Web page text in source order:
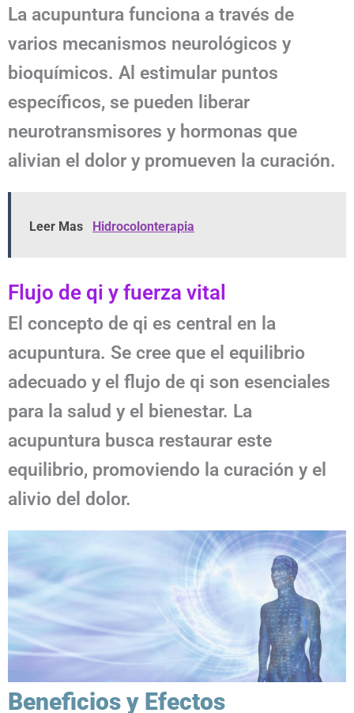
La acupuntura funciona a través de
varios mecanismos neurológicos y
bioquímicos. Al estimular puntos
específicos, se pueden liberar
neurotransmisores y hormonas que
alivian el dolor y promueven la curación.
Leer Mas Hidrocolonterapia
Flujo de qi y fuerza vital
El concepto de qi es central en la
acupuntura. Se cree que el equilibrio
adecuado y el flujo de qi son esenciales
para la salud y el bienestar. La
acupuntura busca restaurar este
equilibrio, promoviendo la curación y el
alivio del dolor.
Beneficios y Efectos